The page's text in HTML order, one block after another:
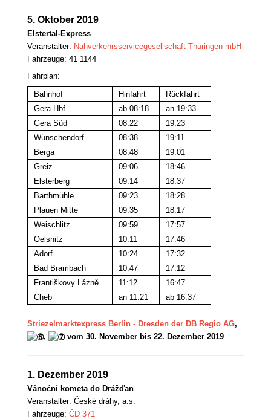
5. Oktober 2019
Elstertal-Express
Veranstalter: Nahverkehrsservicegesellschaft Thüringen mbH
Fahrzeuge: 41 1144
Fahrplan:
Bahnhof
Hinfahrt
Rückfahrt
Gera Hbf
ab 08:18
an 19:33
Gera Süd
08:22
19:23
Wünschendorf
08:38
19:11
Berga
08:48
19:01
Greiz
09:06
18:46
Elsterberg
09:14
18:37
Barthmühle
09:23
18:28
Plauen Mitte
09:35
18:17
Weischlitz
09:59
17:57
Oelsnitz
10:11
17:46
Adorf
10:24
17:32
Bad Brambach
10:47
17:12
Františkovy Lázně
11:12
16:47
Cheb
an 11:21 ab 16:37
Striezelmarktexpress Berlin - Dresden der DB Regio AG,
,
vom 30. November bis 22. Dezember 2019
1. Dezember 2019
Vánoční kometa do Drážďan
Veranstalter: České dráhy, a.s.
Fahrzeuge: ČD 371